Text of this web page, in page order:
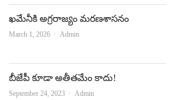
ఖమేనీకి అగ్రరాజ్యం మరణశాసనం
March 1, 2026 Author
Admin
బీజేపీ కూడా అతీతమేం కాదు!
September 24, 2023 Author
Admin